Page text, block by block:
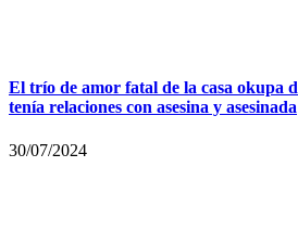
El trío de amor fatal de la casa okupa
tenía relaciones con asesina y asesinada
30/07/2024